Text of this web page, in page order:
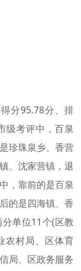
分95.78分、排
级考评中，百泉
珍珠泉乡、香营
、沈家营镇，退
，靠前的是百泉
的是四海镇、香
单位11个(区教
农村局、区体育
局、区政务服务